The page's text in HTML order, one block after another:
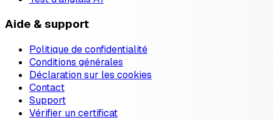
Aide & support
Politique de confidentialité
Conditions générales
Déclaration sur les cookies
Contact
Support
Vérifier un certificat